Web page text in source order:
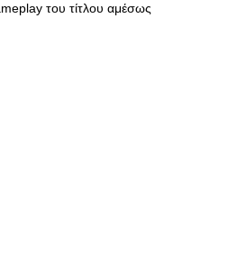
του τίτλου αμέσως